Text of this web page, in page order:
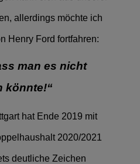
allerdings möchte ich
Henry Ford fortfahren:
man es nicht
könnte!“
hat Ende 2019 mit
2020/2021
deutliche Zeichen